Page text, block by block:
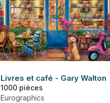
Livres et café - Gary Walton
1000 pièces
Eurographics